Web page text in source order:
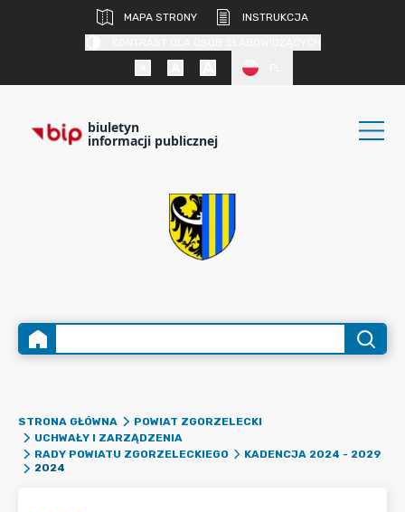
MAPA STRONY
INSTRUKCJA
biuletyn
informacji publicznej
STRONA GŁÓWNA
POWIAT ZGORZELECKI
UCHWAŁY I ZARZĄDZENIA
RADY POWIATU ZGORZELECKIEGO
KADENCJA 2024 - 2029
2024